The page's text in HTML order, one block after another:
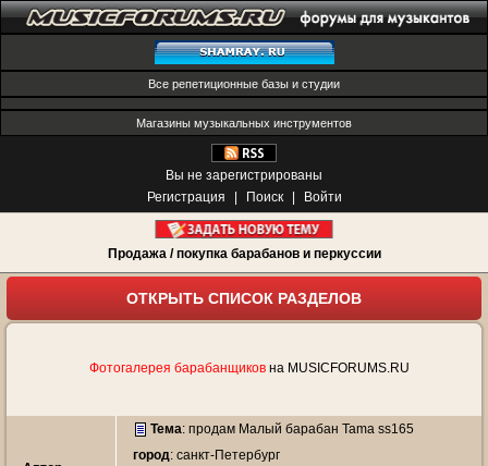
Все репетиционные базы и студии
Магазины музыкальных инструментов
Вы не зарегистрированы
Регистрация
Поиск Войти
Продажа / покупка барабанов и перкуссии
ОТКРЫТЬ СПИСОК РАЗДЕЛОВ
Фотогалерея барабанщиков на MUSICFORUMS.RU
Тема: продам Малый барабан Tama ss165
город: санкт-Петербург